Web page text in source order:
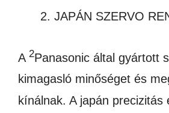
JAPÁN SZERVO
A 2Panasonic által gyártott
kimagasló minőséget és
kínálnak. A japán precizitás